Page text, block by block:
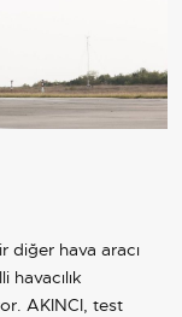
diğer hava aracı
havacılık
AKINCI, test